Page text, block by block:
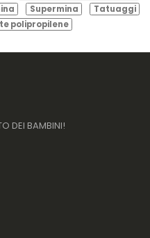
Supermina
Tatuaggi
polipropilene
DEI BAMBINI!